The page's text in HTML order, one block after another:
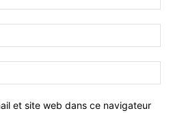
et site web dans ce navigateur